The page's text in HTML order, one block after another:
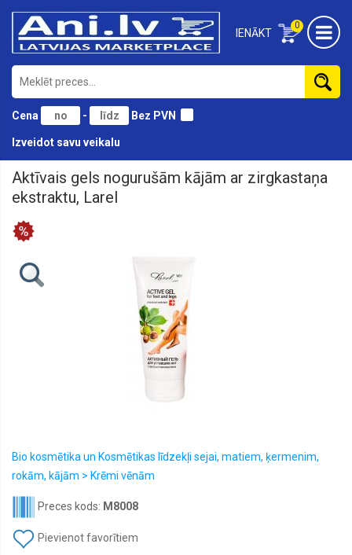
0
IENĀKT
Cena - Bez PVN
Izveidot savu veikalu
Bandaletes-
elastīgas
lentes
augšstilbu
berzi
Bio
kosmētika
Ēteriskās
eļļas
dabīgas
organiskās
IZPĀRDOŠANA.
Atlaides
Aktīvais gels nogurušām kājām ar zirgkastaņa
ekstraktu, Larel
Bio kosmētika un Kosmētikas līdzekļi sejai, matiem, ķermenim,
rokām, kājām > Krēmi vēnām
Preces kods: М8008
Pievienot favorītiem